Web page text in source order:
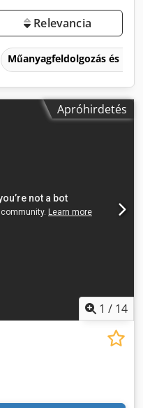
Relevancia
Műanyagfeldolgozás és
Apróhirdetés
1 / 14